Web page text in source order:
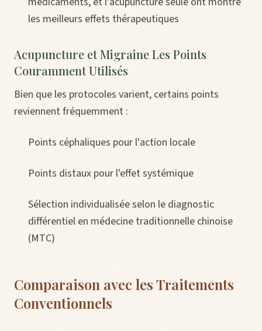
les meilleurs effets thérapeutiques
Acupuncture et Migraine Les Points
Couramment Utilisés
Bien que les protocoles varient, certains points
reviennent fréquemment :
Points céphaliques pour l'action locale
Points distaux pour l'effet systémique
Sélection individualisée selon le diagnostic
différentiel en médecine traditionnelle chinoise
(MTC)
Comparaison avec les Traitements
Conventionnels